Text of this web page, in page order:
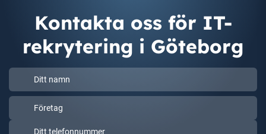
Kontakta oss för IT-
rekrytering i Göteborg
Ditt
namn
(Obligatoriskt)
Ditt
Företag
(Obligatoriskt)
Ditt